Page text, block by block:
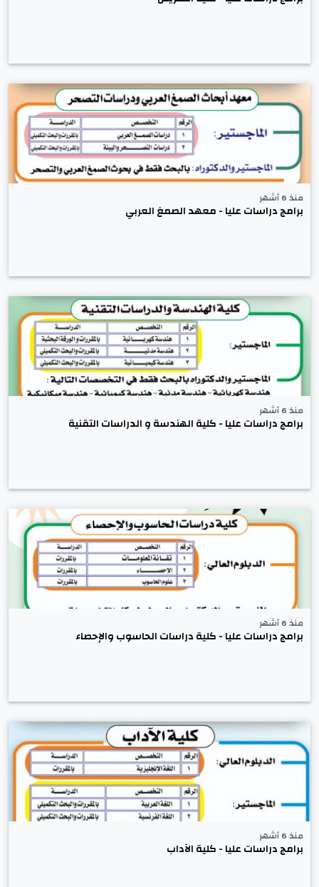
منذ 6 أشهر
برامج دراسات عليا - معهد الصمغ العربي
منذ 6 أشهر
برامج دراسات عليا - كلية الهندسة و الدراسات التقنية
منذ 6 أشهر
برامج دراسات عليا - كلية دراسات الحاسوب والإحصاء
منذ 6 أشهر
برامج دراسات عليا - كلية الآداب